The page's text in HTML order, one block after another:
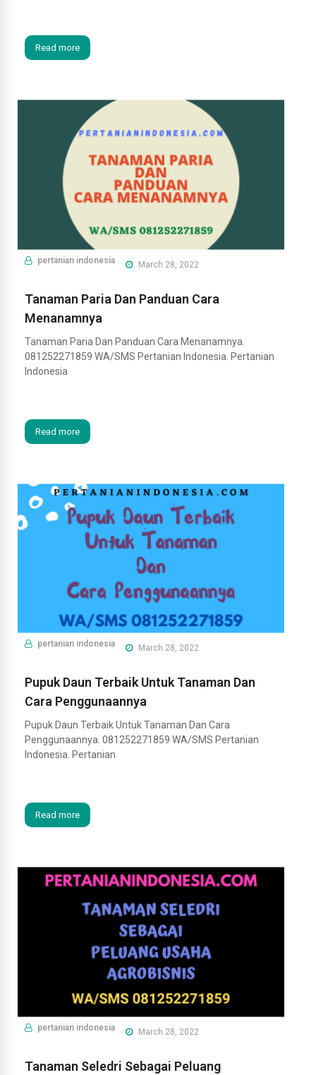
Read more
pertanian indonesia March 28, 2022
Tanaman Paria Dan Panduan Cara
Menanamnya
Tanaman Paria Dan Panduan Cara Menanamnya.
081252271859 WA/SMS Pertanian Indonesia. Pertanian
Indonesia
Read more
pertanian indonesia March 28, 2022
Pupuk Daun Terbaik Untuk Tanaman Dan
Cara Penggunaannya
Pupuk Daun Terbaik Untuk Tanaman Dan Cara
Penggunaannya. 081252271859 WA/SMS Pertanian
Indonesia. Pertanian
Read more
pertanian indonesia March 28, 2022
Tanaman Seledri Sebagai Peluang